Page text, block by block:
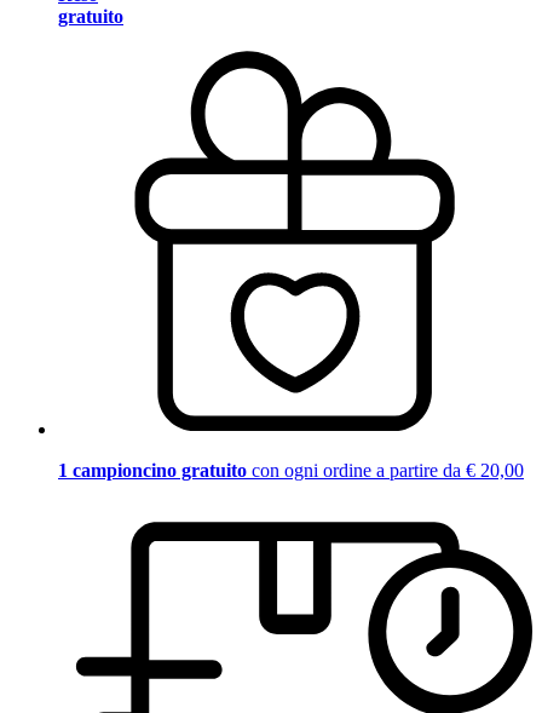
gratuito
1 campioncino gratuito con ogni ordine a partire da € 20,00